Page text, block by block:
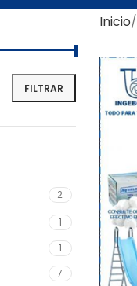
FILTRAR
2
1
1
7
Inicio